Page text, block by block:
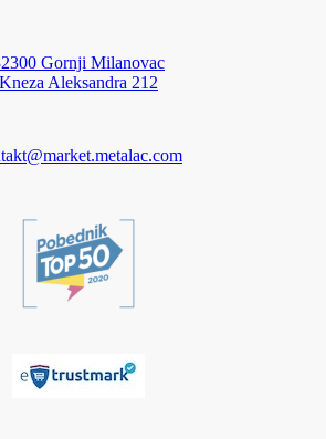
Gornji Milanovac
Kneza Aleksandra 212